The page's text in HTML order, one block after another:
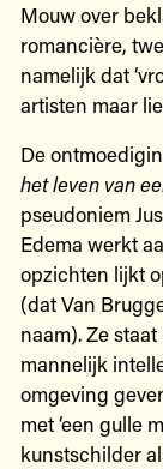
Mouw over
romancière,
namelijk dat
artisten maar
De
het leven van
pseudoniem
Edema werkt
opzichten lijkt
(dat Van
naam). Ze
mannelijk
omgeving
met ‘een gulle
kunstschilder